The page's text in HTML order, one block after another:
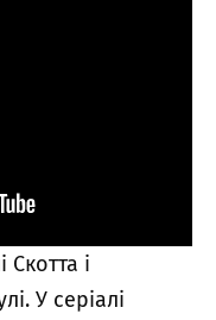
Скотта і
У серіалі